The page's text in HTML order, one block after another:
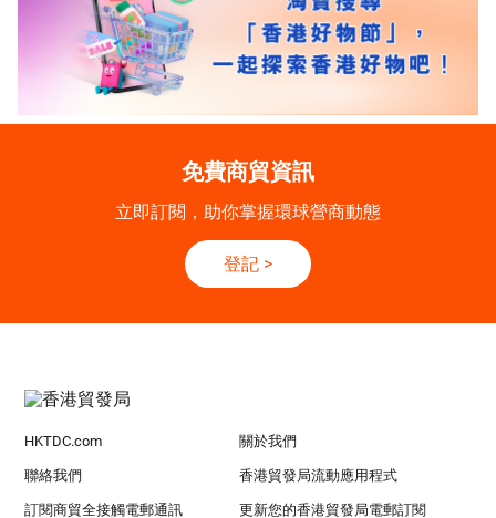
免費商貿資訊
立即訂閱，助你掌握環球營商動態
登記 >
HKTDC.com 關於我們
聯絡我們 香港貿發局流動應用程式
訂閱商貿全接觸電郵通訊 更新您的香港貿發局電郵訂閱